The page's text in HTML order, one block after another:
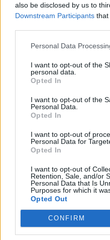
also be disclosed by us to
Downstream Participants that
Personal Data
I want to opt-out of the
personal data.
Opted In
I want to opt-out of the
Personal Data.
Opted In
I want to opt-out of
Personal Data for
Opted In
I want to opt-out of
Retention, Sale, and/or
Personal Data that Is
Purposes for which it
Opted Out
CONFIRM